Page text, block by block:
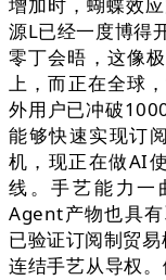
源L已经一度博得
零丁会晤，这像
上，而正在全球
外用户已冲破
能够快速实现订
机，现正在做AI
线。手艺能力一
Agent产物也具
已验证订阅制贸
连结手艺从导权